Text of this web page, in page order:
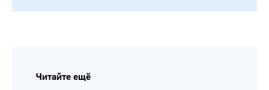
Читайте ещё